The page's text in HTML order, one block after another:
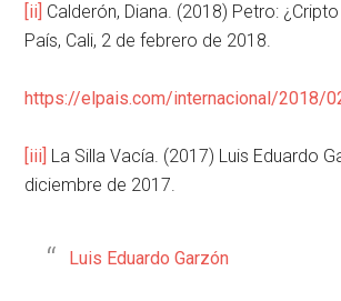
[ii] Calderón, Diana. (2018) Petro:
País, Cali, 2 de febrero de 2018.
https://elpais.com/internacional/2018/
[iii] La Silla Vacía. (2017) Luis Eduardo
diciembre de 2017.
Luis Eduardo Garzón